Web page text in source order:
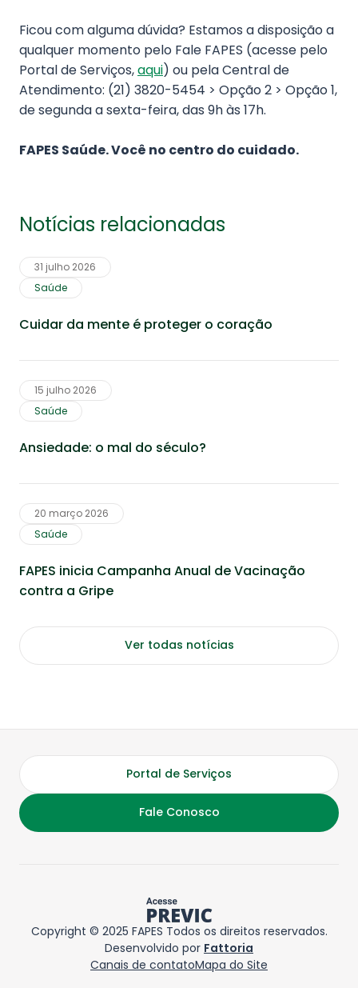
Ficou com alguma dúvida? Estamos a disposição a
qualquer momento pelo Fale FAPES (acesse pelo
Portal de Serviços,aqui) ou pela Central de
Atendimento: (21) 3820-5454 > Opção 2 > Opção 1,
de segunda a sexta-feira, das 9h às 17h.
FAPES Saúde. Você no centro do cuidado.
Notícias relacionadas
31 julho 2026
Saúde
Cuidar da mente é proteger o coração
15 julho 2026
Saúde
Ansiedade: o mal do século?
20 março 2026
Saúde
FAPES inicia Campanha Anual de Vacinação
contra a Gripe
Ver todas notícias
Portal de Serviços
Fale Conosco
Copyright © 2025 FAPES Todos os direitos reservados.
Desenvolvido por Fattoria
Canais de contatoMapa do Site